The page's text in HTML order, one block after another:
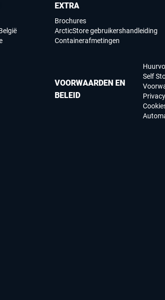
EXTRA
Brochures
ArcticStore gebruikershandleiding
Containerafmetingen
VOORWAARDEN EN
BELEID
Self
Privacy